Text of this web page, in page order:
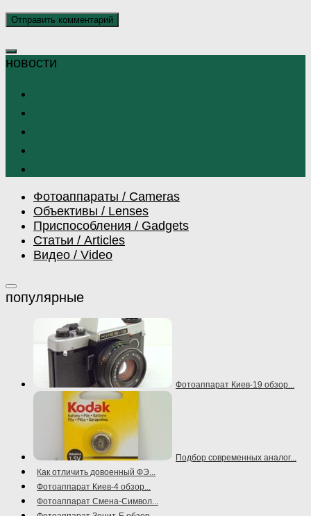
Фотоаппараты / Cameras
Объективы / Lenses
Приспособления / Gadgets
Статьи / Articles
Видео / Video
Фотоаппарат Киев-19 обзор...
Подбор современных аналог...
Как отличить довоенный ФЭ...
Фотоаппарат Киев-4 обзор...
Фотоаппарат Смена-Символ...